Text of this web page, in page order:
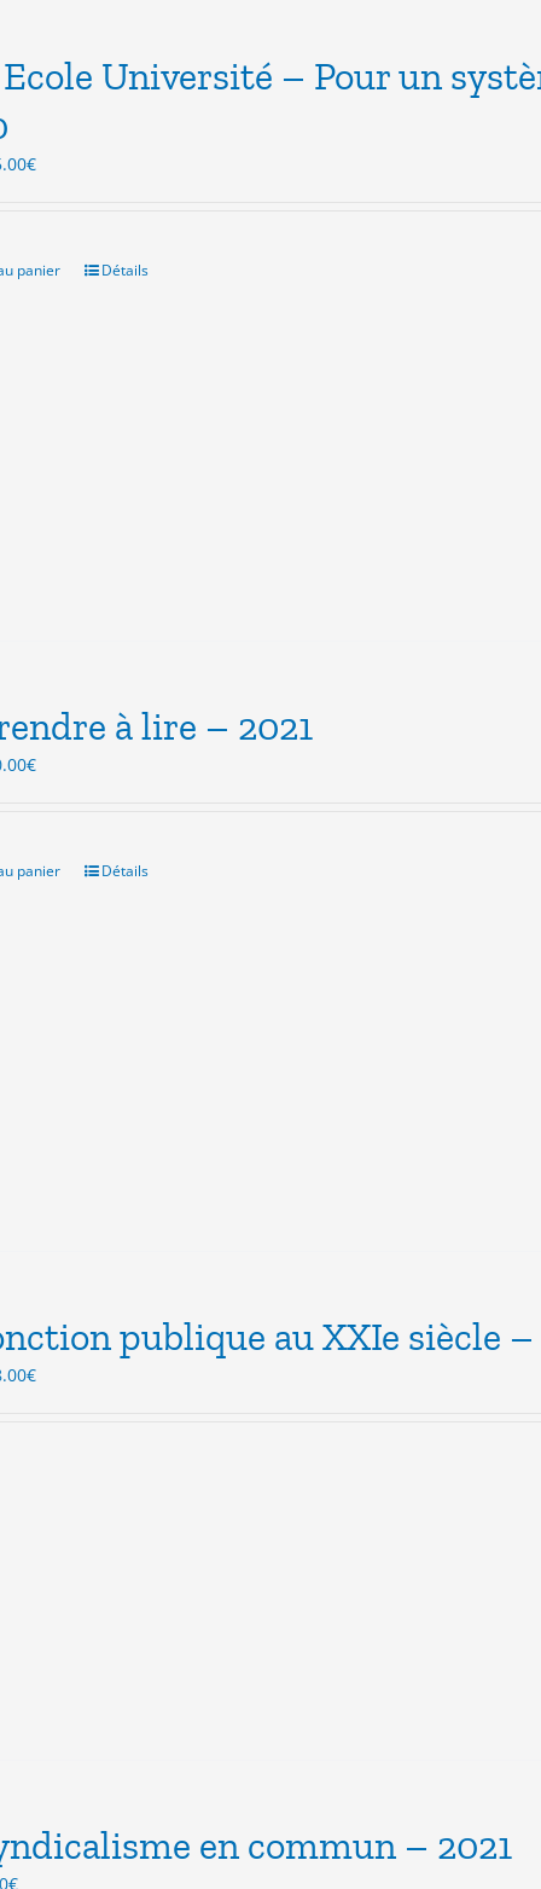
Ecole Université – Pour un
€Le
15.00€.
panier Détails
à lire – 2021
€Le
10.00€.
panier Détails
publique au XXIe siècle –
€Le
en commun – 2021
€Le